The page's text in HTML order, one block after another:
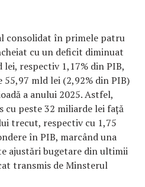
consolidat în primele patru
cu un deficit diminuat
respectiv 1,17% din PIB,
mld lei (2,92% din PIB)
a anului 2025. Astfel,
cu peste 32 miliarde lei față
trecut, respectiv cu 1,75
în PIB, marcând una
ajustări bugetare din ultimii
transmis de Minsterul